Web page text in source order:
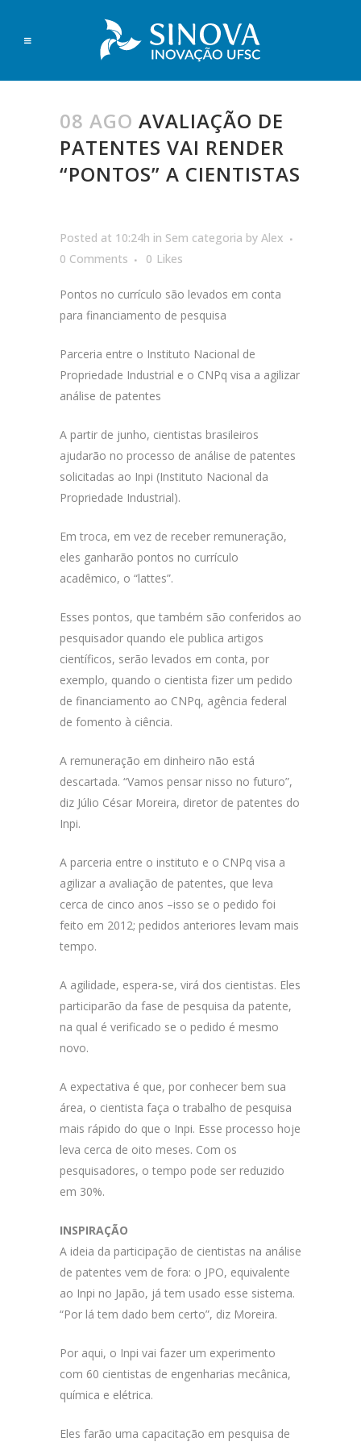
08 AGO AVALIAÇÃO DE
PATENTES VAI RENDER
“PONTOS” A CIENTISTAS
Posted at 10:24h in Sem categoria by Alex
0 Comments
0 Likes
Pontos no currículo são levados em conta
para financiamento de pesquisa
Parceria entre o Instituto Nacional de
Propriedade Industrial e o CNPq visa a agilizar
análise de patentes
A partir de junho, cientistas brasileiros
ajudarão no processo de análise de patentes
solicitadas ao Inpi (Instituto Nacional da
Propriedade Industrial).
Em troca, em vez de receber remuneração,
eles ganharão pontos no currículo
acadêmico, o “lattes”.
Esses pontos, que também são conferidos ao
pesquisador quando ele publica artigos
científicos, serão levados em conta, por
exemplo, quando o cientista fizer um pedido
de financiamento ao CNPq, agência federal
de fomento à ciência.
A remuneração em dinheiro não está
descartada. “Vamos pensar nisso no futuro”,
diz Júlio César Moreira, diretor de patentes do
Inpi.
A parceria entre o instituto e o CNPq visa a
agilizar a avaliação de patentes, que leva
cerca de cinco anos –isso se o pedido foi
feito em 2012; pedidos anteriores levam mais
tempo.
A agilidade, espera-se, virá dos cientistas. Eles
participarão da fase de pesquisa da patente,
na qual é verificado se o pedido é mesmo
novo.
A expectativa é que, por conhecer bem sua
área, o cientista faça o trabalho de pesquisa
mais rápido do que o Inpi. Esse processo hoje
leva cerca de oito meses. Com os
pesquisadores, o tempo pode ser reduzido
em 30%.
INSPIRAÇÃO
A ideia da participação de cientistas na análise
de patentes vem de fora: o JPO, equivalente
ao Inpi no Japão, já tem usado esse sistema.
“Por lá tem dado bem certo”, diz Moreira.
Por aqui, o Inpi vai fazer um experimento
com 60 cientistas de engenharias mecânica,
química e elétrica.
Eles farão uma capacitação em pesquisa de